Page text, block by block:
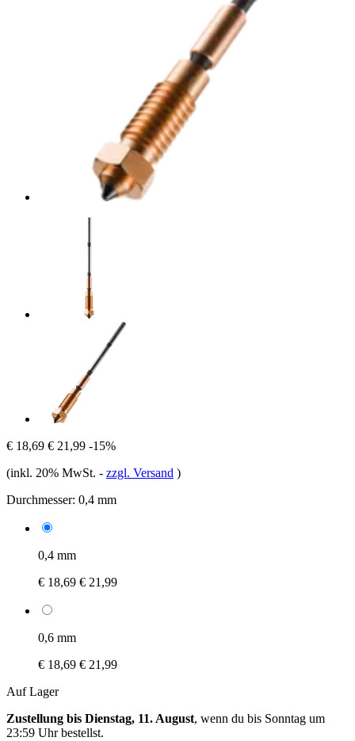
€ 18,69 € 21,99 -15%
(inkl. 20% MwSt. - zzgl. Versand )
Durchmesser: 0,4 mm
0,4 mm
€ 18,69 € 21,99
0,6 mm
€ 18,69 € 21,99
Auf Lager
Zustellung bis Dienstag, 11. August, wenn du bis Sonntag um
23:59 Uhrbestellst.